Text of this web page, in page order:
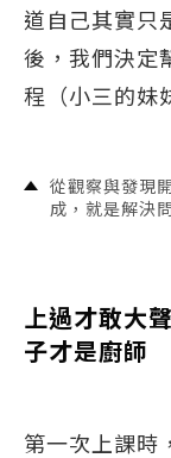
道自己其實只
後，我們決定
程（小三的妹
從觀察與發現
成，就是解決
上過才敢大
子才是廚師
第一次上課時